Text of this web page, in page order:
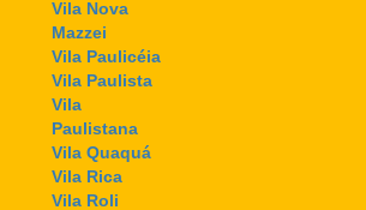
Vila Nova
Mazzei
Vila Paulicéia
Vila Paulista
Vila
Paulistana
Vila Quaquá
Vila Rica
Vila Roli